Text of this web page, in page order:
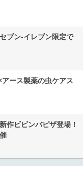
ブン‐イレブン限定で
ース製薬の虫ケアス
作ビビンバピザ登場！